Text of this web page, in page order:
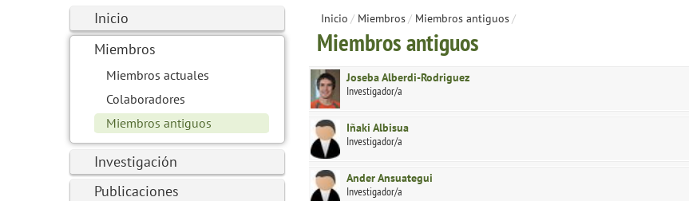
Inicio
Miembros
Miembros actuales
Colaboradores
Miembros antiguos
Investigación
Publicaciones
Inicio / Miembros/ Miembros antiguos/
Miembros antiguos
Joseba Alberdi-Rodriguez
Investigador/a
Iñaki Albisua
Investigador/a
Ander Ansuategui
Investigador/a